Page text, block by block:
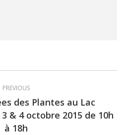
PREVIOUS
Previous
post:
des Plantes au Lac
& 4 octobre 2015 de 10h
à 18h